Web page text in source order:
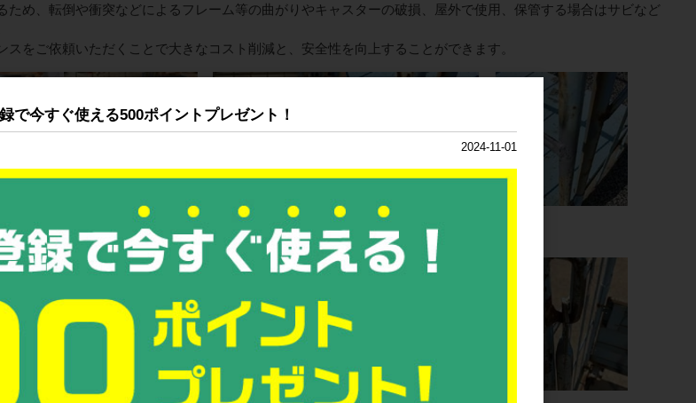
ため、転倒や衝突などによるフレーム等の曲がりやキャスターの破損、屋外で使用、保管する場合はサビなど
スをご依頼いただくことで大きなコスト削減と、安全性を向上することができます。
フレーム曲がり修理
で今すぐ使える500ポイントプレゼント！
2024-11-01